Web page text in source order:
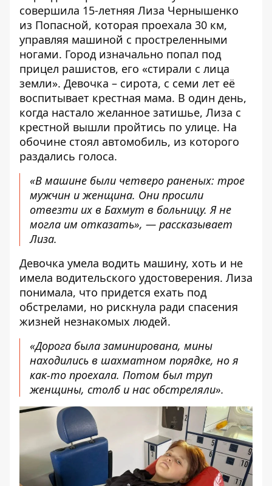
совершила 15-летняя Лиза Чернышенко
из Попасной, которая проехала 30 км,
управляя машиной с простреленными
ногами. Город изначально попал под
прицел рашистов, его «стирали с лица
земли». Девочка – сирота, с семи лет её
воспитывает крестная мама. В один день,
когда настало желанное затишье, Лиза с
крестной вышли пройтись по улице. На
обочине стоял автомобиль, из которого
раздались голоса.
«В машине были четверо раненых: трое
мужчин и женщина. Они просили
отвезти их в Бахмут в больницу. Я не
могла им отказать», — рассказывает
Лиза.
Девочка умела водить машину, хоть и не
имела водительского удостоверения. Лиза
понимала, что придется ехать под
обстрелами, но рискнула ради спасения
жизней незнакомых людей.
«Дорога была заминирована, мины
находились в шахматном порядке, но я
как-то проехала. Потом был труп
женщины, столб и нас обстреляли».